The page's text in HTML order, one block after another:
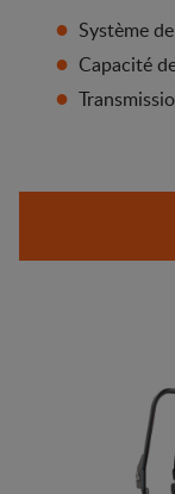
Système
Capacité